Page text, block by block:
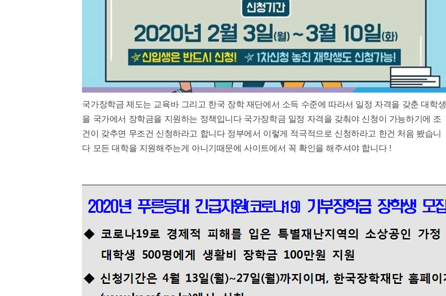
국가장학금 제도는 교육바 그리고 한국 장학 재단에서 소득 수준에 따라서 일정 자격을 갖춘 대학생
을 국가에서 장학금을 지원하는 정책입니다 국가장학금 일정 자격을 갖춰야 신청이 가능하기에 조
건이 갖추면 무조건 신청하라고 합니다 정부에서 이렇게 적극적으로 신청하라고 한건 처음 봤습니
다 모든 대학을 지원해주는게 아니기때문에 사이트에서 꼭 확인을 해주셔야 합니다 !